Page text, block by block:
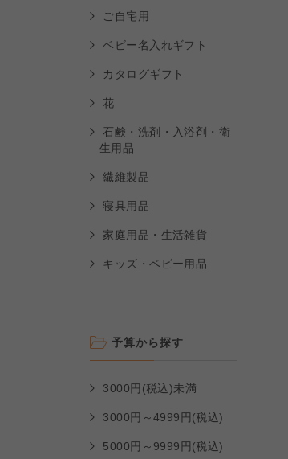
ご自宅用
ベビー名入れギフト
カタログギフト
花
石鹸・洗剤・入浴剤・衛
生用品
繊維製品
寝具用品
家庭用品・生活雑貨
キッズ・ベビー用品
予算から探す
3000円(税込)未満
3000円～4999円(税込)
5000円～9999円(税込)